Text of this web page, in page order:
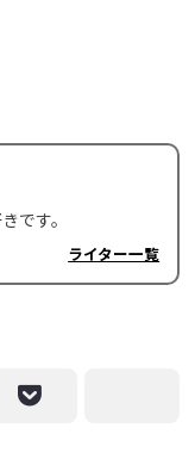
です。
ライター一覧